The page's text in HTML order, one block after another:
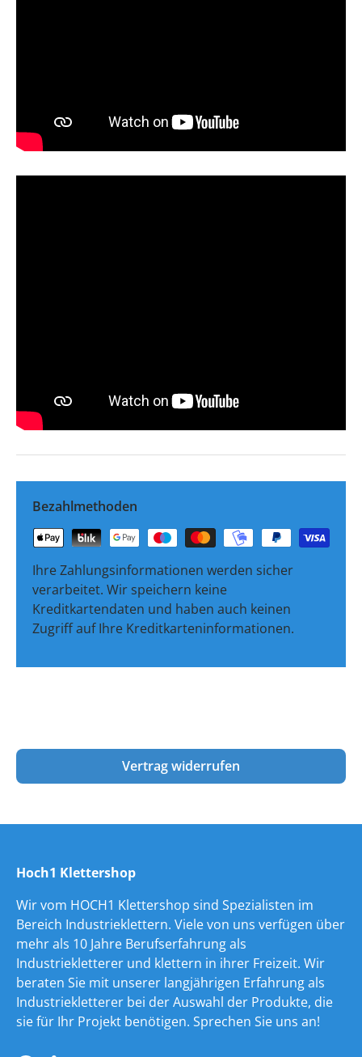
Bezahlmethoden
Ihre Zahlungsinformationen werden sicher
verarbeitet. Wir speichern keine
Kreditkartendaten und haben auch keinen
Zugriff auf Ihre Kreditkarteninformationen.
Vertrag widerrufen
Hoch1 Klettershop
Wir vom HOCH1 Klettershop sind Spezialisten im
Bereich Industrieklettern. Viele von uns verfügen über
mehr als 10 Jahre Berufserfahrung als
Industriekletterer und klettern in ihrer Freizeit. Wir
beraten Sie mit unserer langjährigen Erfahrung als
Industriekletterer bei der Auswahl der Produkte, die
sie für Ihr Projekt benötigen. Sprechen Sie uns an!